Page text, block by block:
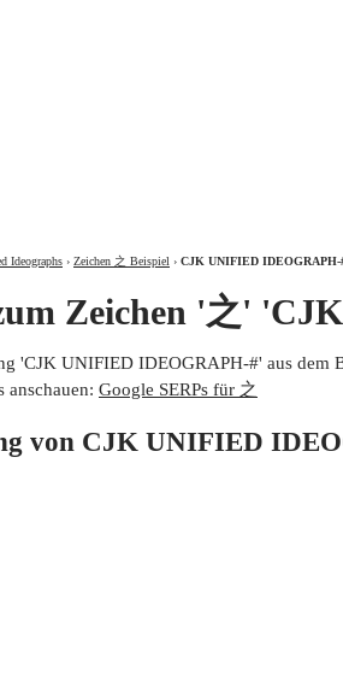
Ideographs › Zeichen 之 Beispiel › CJK UNIFIED IDEOGRAPH-
Zeichen '之'
'CJK UNIFIED IDEOGRAPH-#' aus dem
anschauen: Google SERPs für 之
von CJK UNIFIED